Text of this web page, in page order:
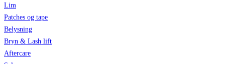
Lim
Patches og tape
Belysning
Bryn & Lash lift
Aftercare